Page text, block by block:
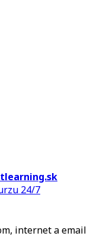
24/7
internet a email